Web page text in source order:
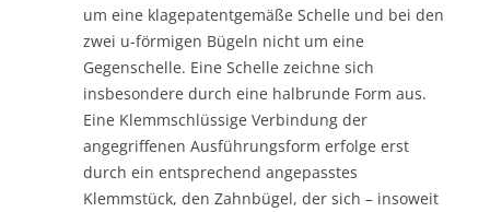
um eine klagepatentgemäße Schelle und bei den
zwei u-förmigen Bügeln nicht um eine
Gegenschelle. Eine Schelle zeichne sich
insbesondere durch eine halbrunde Form aus.
Eine Klemmschlüssige Verbindung der
angegriffenen Ausführungsform erfolge erst
durch ein entsprechend angepasstes
Klemmstück, den Zahnbügel, der sich – insoweit